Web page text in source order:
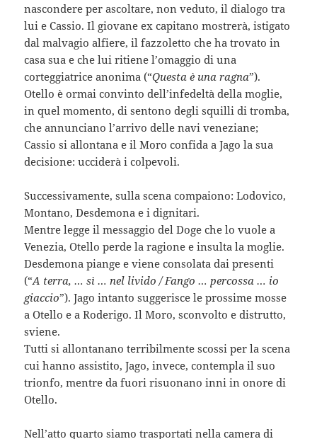
nascondere per ascoltare, non veduto, il dialogo tra
lui e Cassio. Il giovane ex capitano mostrerà, istigato
dal malvagio alfiere, il fazzoletto che ha trovato in
casa sua e che lui ritiene l’omaggio di una
corteggiatrice anonima (“Questa è una ragna”).
Otello è ormai convinto dell’infedeltà della moglie,
in quel momento, di sentono degli squilli di tromba,
che annunciano l’arrivo delle navi veneziane;
Cassio si allontana e il Moro confida a Jago la sua
decisione: ucciderà i colpevoli.
Successivamente, sulla scena compaiono: Lodovico,
Montano, Desdemona e i dignitari.
Mentre legge il messaggio del Doge che lo vuole a
Venezia, Otello perde la ragione e insulta la moglie.
Desdemona piange e viene consolata dai presenti
(“A terra, … sì … nel livido / Fango … percossa … io
giaccio”). Jago intanto suggerisce le prossime mosse
a Otello e a Roderigo. Il Moro, sconvolto e distrutto,
sviene.
Tutti si allontanano terribilmente scossi per la scena
cui hanno assistito, Jago, invece, contempla il suo
trionfo, mentre da fuori risuonano inni in onore di
Otello.
Nell’atto quarto siamo trasportati nella camera di